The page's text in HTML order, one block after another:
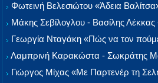
Φωτεινή Βελεσιώτου «Άδεια
Μάκης Σεβίλογλου - Βασίλης
Γεωργία Νταγάκη «Πώς να τον
Λαμπρινή Καρακώστα - Σωκράτης
Γιώργος Μίχας «Με Παρτενέρ τη